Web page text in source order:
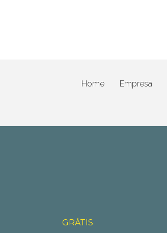
Home Empresa
GRÁTIS